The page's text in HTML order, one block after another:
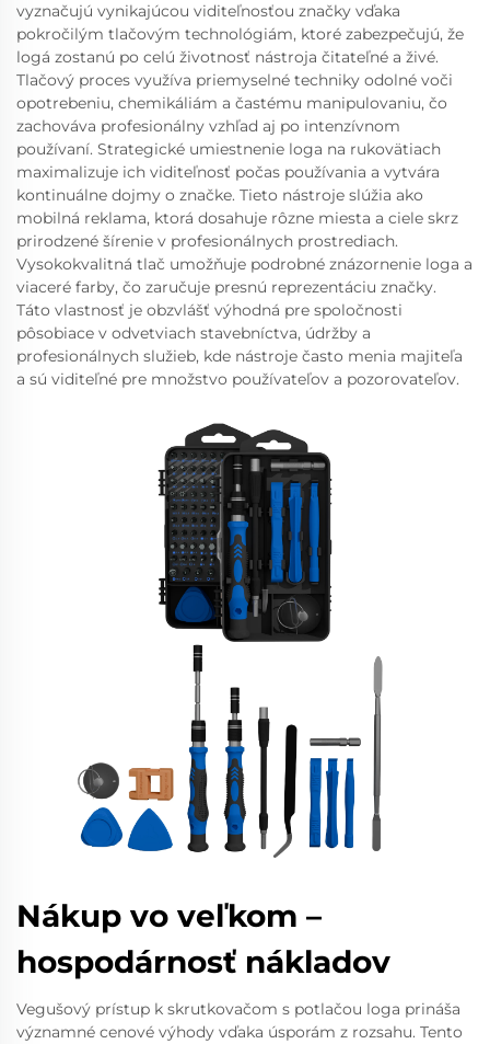
vyznačujú vynikajúcou viditeľnosťou značky vďaka
pokročilým tlačovým technológiám, ktoré zabezpečujú, že
logá zostanú po celú životnosť nástroja čitateľné a živé.
Tlačový proces využíva priemyselné techniky odolné voči
opotrebeniu, chemikáliám a častému manipulovaniu, čo
zachováva profesionálny vzhľad aj po intenzívnom
používaní. Strategické umiestnenie loga na rukovätiach
maximalizuje ich viditeľnosť počas používania a vytvára
kontinuálne dojmy o značke. Tieto nástroje slúžia ako
mobilná reklama, ktorá dosahuje rôzne miesta a ciele skrz
prirodzené šírenie v profesionálnych prostrediach.
Vysokokvalitná tlač umožňuje podrobné znázornenie loga a
viaceré farby, čo zaručuje presnú reprezentáciu značky.
Táto vlastnosť je obzvlášť výhodná pre spoločnosti
pôsobiace v odvetviach stavebníctva, údržby a
profesionálnych služieb, kde nástroje často menia majiteľa
a sú viditeľné pre množstvo používateľov a pozorovateľov.
Nákup vo veľkom –
hospodárnosť nákladov
Vegušový prístup k skrutkovačom s potlačou loga prináša
významné cenové výhody vďaka úsporám z rozsahu. Tento